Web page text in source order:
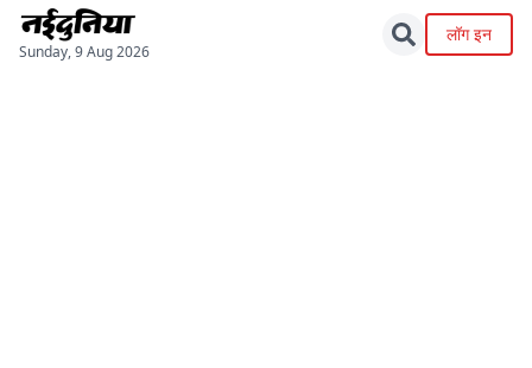
Sunday, 9 Aug 2026
लॉग इन